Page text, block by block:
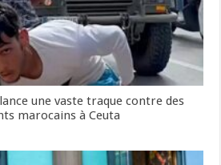
une vaste traque contre des
marocains à Ceuta